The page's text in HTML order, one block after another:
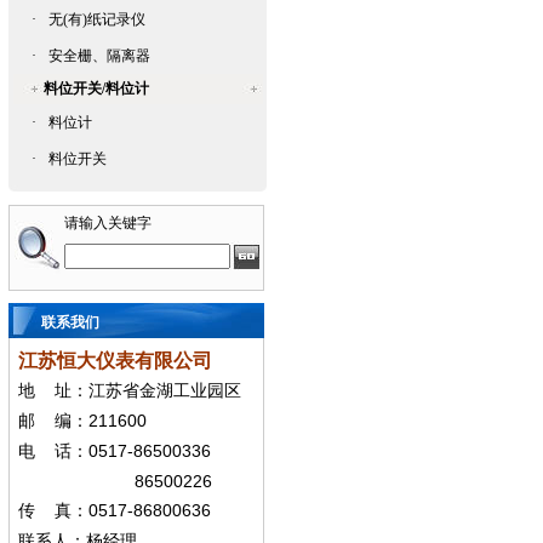
· 无(有)纸记录仪
·
安全栅、隔离器
料位开关/料位计
·
料位计
· 料位开关
请输入关键字
联系我们
江苏恒大仪表有限公司
地
址：江苏省金湖工业园区
邮
编： 211600
电 话： 0517-86500336
86500226
传 真： 0517-86800636